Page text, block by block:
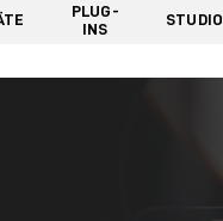
PLUG-
INS
STUDIO